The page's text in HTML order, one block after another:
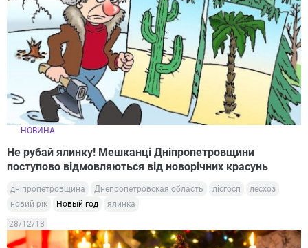
НОВИНА
Не рубай ялинку! Мешканці Дніпропетровщини
поступово відмовляються від новорічних красунь
дніпропетровщина Днепропетровская область лісгосп
лесхоз
новий рік
Новый год ялинка
28/12/18